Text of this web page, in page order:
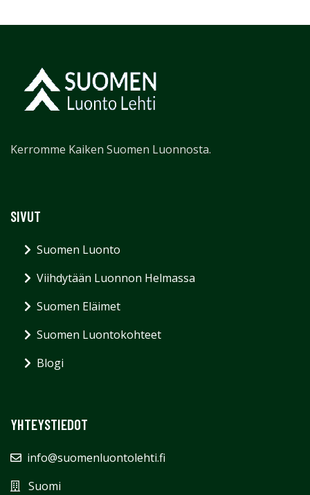
Kerromme Kaiken Suomen Luonnosta.
SIVUT
Suomen Luonto
Viihdytään Luonnon Helmassa
Suomen Eläimet
Suomen Luontokohteet
Blogi
YHTEYSTIEDOT
info@suomenluontolehti.fi
Suomi